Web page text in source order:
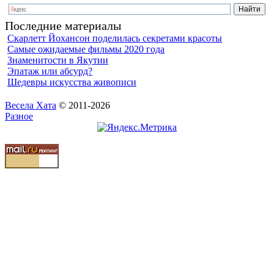
Последние материалы
Скарлетт Йохансон поделилась секретами красоты
Самые ожидаемые фильмы 2020 года
Знаменитости в Якутии
Эпатаж или абсурд?
Шедевры искусства живописи
Весела Хата © 2011-2026
Разное